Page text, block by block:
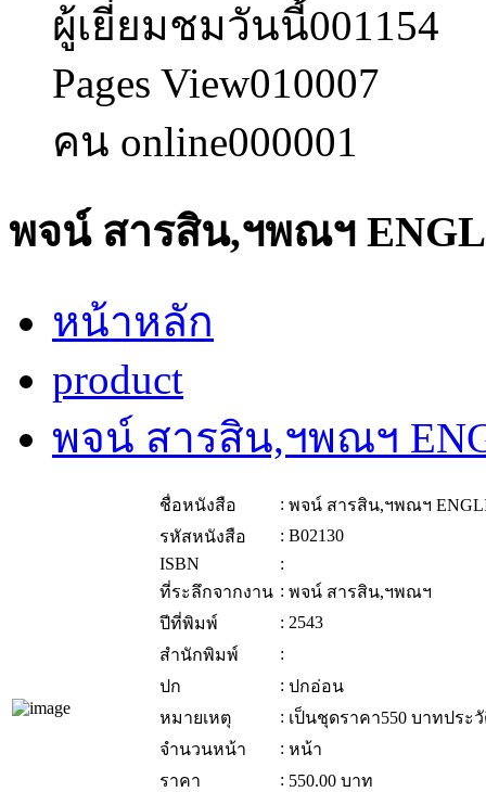
ผู้เยี่ยมชมวันนี้001154
Pages View010007
คน online000001
พจน์ สารสิน,ฯพณฯ
หน้าหลัก
product
พจน์ สารสิน,ฯพณฯ
ชื่อหนังสือ : พจน์ สารสิน,ฯพณฯ
รหัสหนังสือ
: B02130
ISBN
:
ที่ระลึกจากงาน : พจน์ สารสิน,ฯพณฯ
ปีที่พิมพ์
: 2543
สำนักพิมพ์
:
ปก
: ปกอ่อน
หมายเหตุ
: เป็นชุดราคา550 บาทประ
จำนวนหน้า
: หน้า
ราคา
: 550.00 บาท